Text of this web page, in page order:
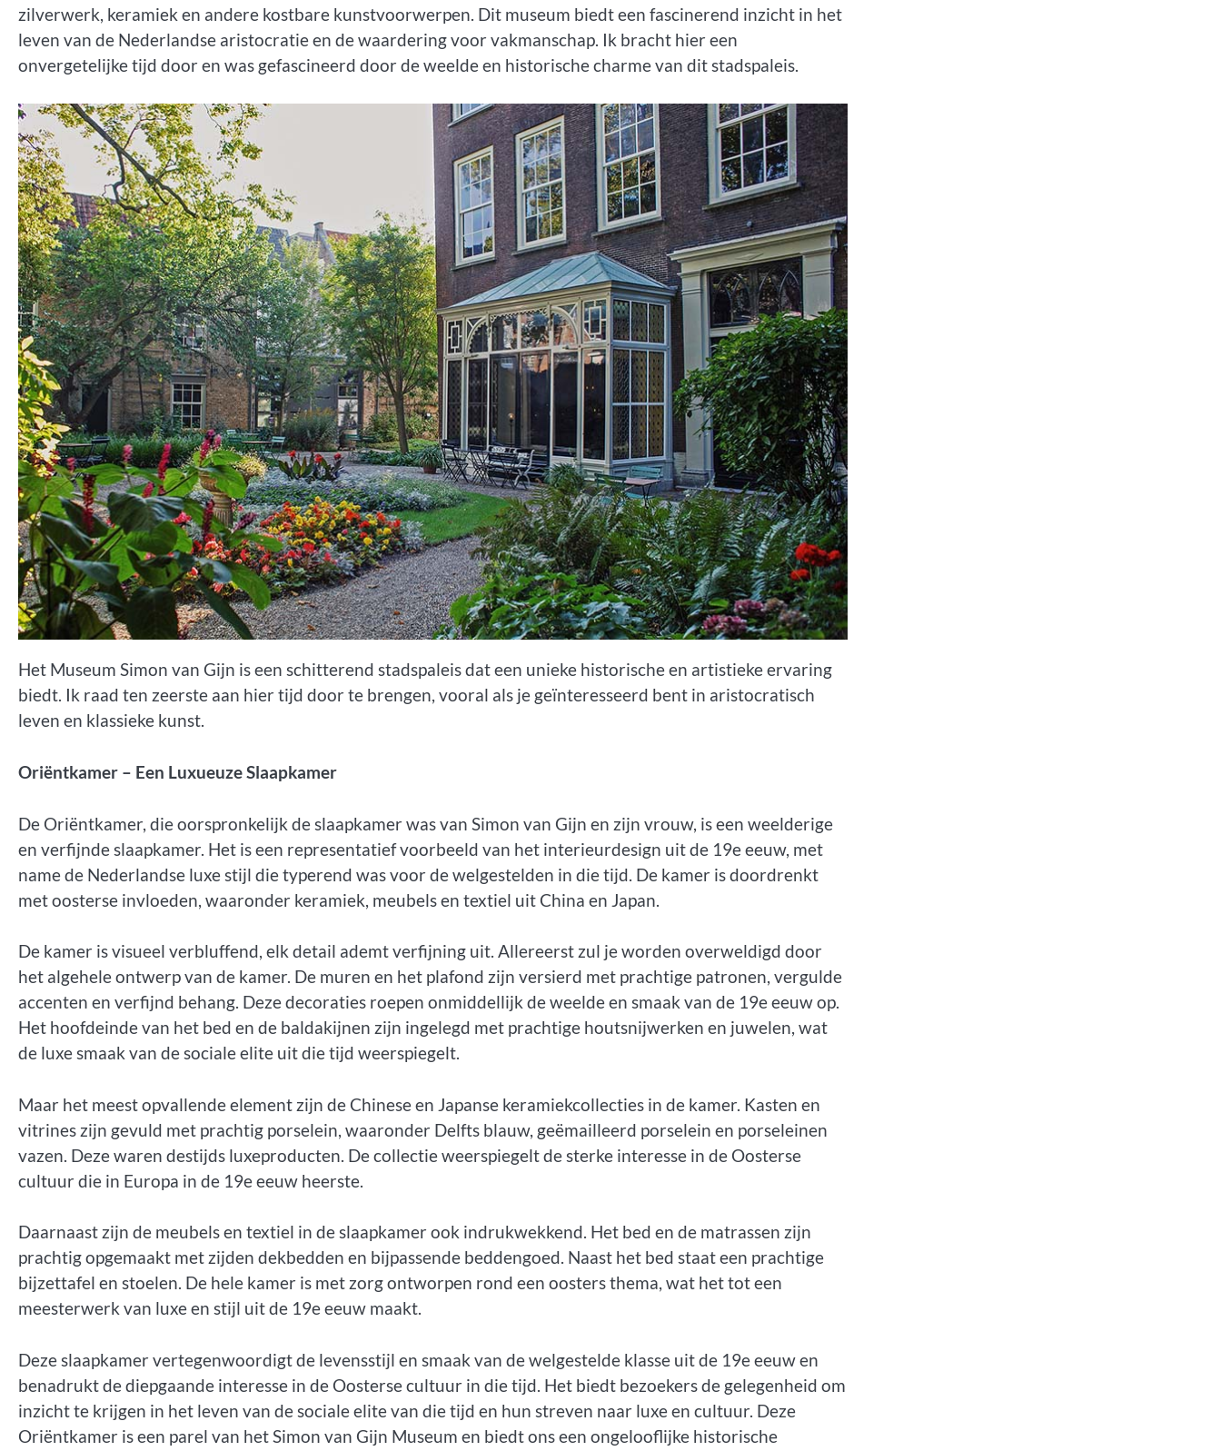
zilverwerk, keramiek en andere kostbare kunstvoorwerpen. Dit museum biedt een fascinerend inzicht in het
leven van de Nederlandse aristocratie en de waardering voor vakmanschap. Ik bracht hier een
onvergetelijke tijd door en was gefascineerd door de weelde en historische charme van dit stadspaleis.
Het Museum Simon van Gijn is een schitterend stadspaleis dat een unieke historische en artistieke ervaring
biedt. Ik raad ten zeerste aan hier tijd door te brengen, vooral als je geïnteresseerd bent in aristocratisch
leven en klassieke kunst.
Oriëntkamer – Een Luxueuze Slaapkamer
De Oriëntkamer, die oorspronkelijk de slaapkamer was van Simon van Gijn en zijn vrouw, is een weelderige
en verfijnde slaapkamer. Het is een representatief voorbeeld van het interieurdesign uit de 19e eeuw, met
name de Nederlandse luxe stijl die typerend was voor de welgestelden in die tijd. De kamer is doordrenkt
met oosterse invloeden, waaronder keramiek, meubels en textiel uit China en Japan.
De kamer is visueel verbluffend, elk detail ademt verfijning uit. Allereerst zul je worden overweldigd door
het algehele ontwerp van de kamer. De muren en het plafond zijn versierd met prachtige patronen, vergulde
accenten en verfijnd behang. Deze decoraties roepen onmiddellijk de weelde en smaak van de 19e eeuw op.
Het hoofdeinde van het bed en de baldakijnen zijn ingelegd met prachtige houtsnijwerken en juwelen, wat
de luxe smaak van de sociale elite uit die tijd weerspiegelt.
Maar het meest opvallende element zijn de Chinese en Japanse keramiekcollecties in de kamer. Kasten en
vitrines zijn gevuld met prachtig porselein, waaronder Delfts blauw, geëmailleerd porselein en porseleinen
vazen. Deze waren destijds luxeproducten. De collectie weerspiegelt de sterke interesse in de Oosterse
cultuur die in Europa in de 19e eeuw heerste.
Daarnaast zijn de meubels en textiel in de slaapkamer ook indrukwekkend. Het bed en de matrassen zijn
prachtig opgemaakt met zijden dekbedden en bijpassende beddengoed. Naast het bed staat een prachtige
bijzettafel en stoelen. De hele kamer is met zorg ontworpen rond een oosters thema, wat het tot een
meesterwerk van luxe en stijl uit de 19e eeuw maakt.
Deze slaapkamer vertegenwoordigt de levensstijl en smaak van de welgestelde klasse uit de 19e eeuw en
benadrukt de diepgaande interesse in de Oosterse cultuur in die tijd. Het biedt bezoekers de gelegenheid om
inzicht te krijgen in het leven van de sociale elite van die tijd en hun streven naar luxe en cultuur. Deze
Oriëntkamer is een parel van het Simon van Gijn Museum en biedt ons een ongelooflijke historische